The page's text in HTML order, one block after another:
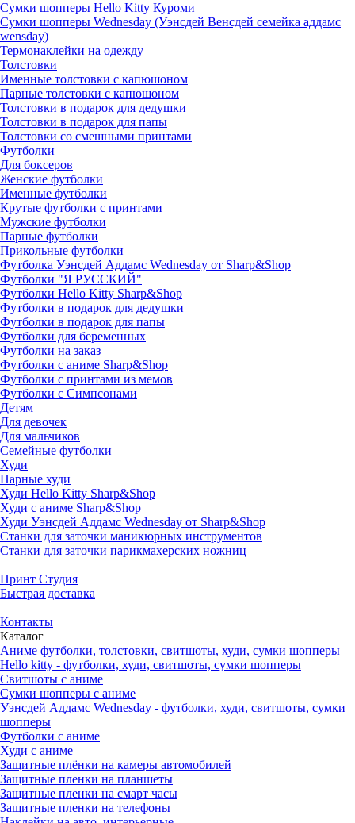
Сумки шопперы Hello Kitty Куроми
Сумки шопперы Wednesday (Уэнсдей Венсдей семейка аддамс
wensday)
Термонаклейки на одежду
Толстовки
Именные толстовки с капюшоном
Парные толстовки с капюшоном
Толстовки в подарок для дедушки
Толстовки в подарок для папы
Толстовки со смешными принтами
Футболки
Для боксеров
Женские футболки
Именные футболки
Крутые футболки с принтами
Мужские футболки
Парные футболки
Прикольные футболки
Футболка Уэнсдей Аддамс Wednesday от Sharp&Shop
Футболки "Я РУССКИЙ"
Футболки Hello Kitty Sharp&Shop
Футболки в подарок для дедушки
Футболки в подарок для папы
Футболки для беременных
Футболки на заказ
Футболки с аниме Sharp&Shop
Футболки с принтами из мемов
Футболки с Симпсонами
Детям
Для девочек
Для мальчиков
Семейные футболки
Худи
Парные худи
Худи Hello Kitty Sharp&Shop
Худи с аниме Sharp&Shop
Худи Уэнсдей Аддамс Wednesday от Sharp&Shop
Станки для заточки маникюрных инструментов
Станки для заточки парикмахерских ножниц
Принт Студия
Быстрая доставка
Контакты
Каталог
Аниме футболки, толстовки, свитшоты, худи, сумки шопперы
Hello kitty - футболки, худи, свитшоты, сумки шопперы
Свитшоты с аниме
Сумки шопперы с аниме
Уэнсдей Аддамс Wednesday - футболки, худи, свитшоты, сумки
шопперы
Футболки с аниме
Худи с аниме
Защитные плёнки на камеры автомобилей
Защитные пленки на планшеты
Защитные пленки на смарт часы
Защитные пленки на телефоны